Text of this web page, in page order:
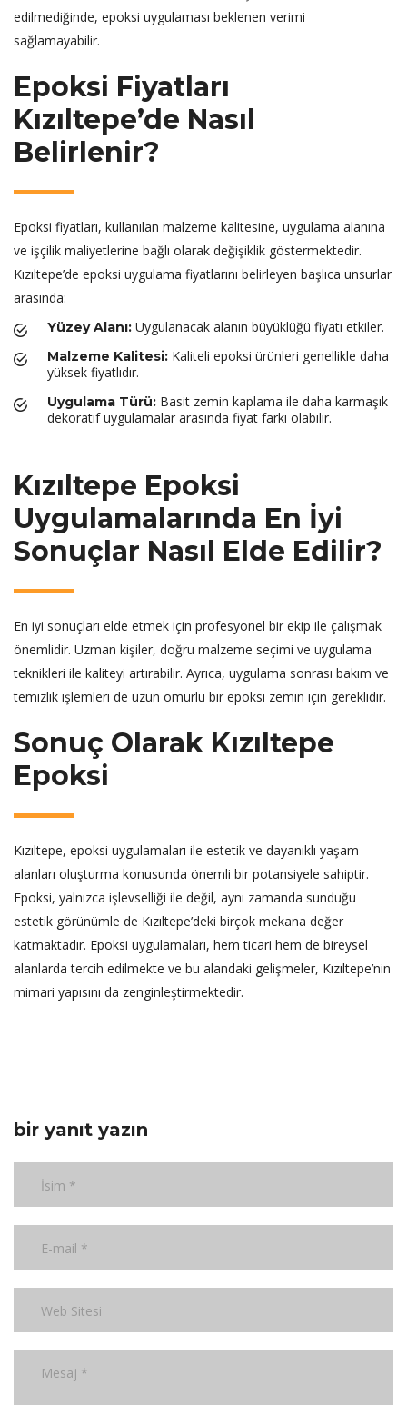
edilmediğinde, epoksi uygulaması beklenen verimi
sağlamayabilir.
Epoksi Fiyatları
Kızıltepe’de Nasıl
Belirlenir?
Epoksi fiyatları, kullanılan malzeme kalitesine, uygulama alanına
ve işçilik maliyetlerine bağlı olarak değişiklik göstermektedir.
Kızıltepe’de epoksi uygulama fiyatlarını belirleyen başlıca unsurlar
arasında:
Yüzey Alanı: Uygulanacak alanın büyüklüğü fiyatı etkiler.
Malzeme Kalitesi: Kaliteli epoksi ürünleri genellikle daha
yüksek fiyatlıdır.
Uygulama Türü: Basit zemin kaplama ile daha karmaşık
dekoratif uygulamalar arasında fiyat farkı olabilir.
Kızıltepe Epoksi
Uygulamalarında En İyi
Sonuçlar Nasıl Elde Edilir?
En iyi sonuçları elde etmek için profesyonel bir ekip ile çalışmak
önemlidir. Uzman kişiler, doğru malzeme seçimi ve uygulama
teknikleri ile kaliteyi artırabilir. Ayrıca, uygulama sonrası bakım ve
temizlik işlemleri de uzun ömürlü bir epoksi zemin için gereklidir.
Sonuç Olarak Kızıltepe
Epoksi
Kızıltepe, epoksi uygulamaları ile estetik ve dayanıklı yaşam
alanları oluşturma konusunda önemli bir potansiyele sahiptir.
Epoksi, yalnızca işlevselliği ile değil, aynı zamanda sunduğu
estetik görünümle de Kızıltepe’deki birçok mekana değer
katmaktadır. Epoksi uygulamaları, hem ticari hem de bireysel
alanlarda tercih edilmekte ve bu alandaki gelişmeler, Kızıltepe’nin
mimari yapısını da zenginleştirmektedir.
bir yanıt yazın